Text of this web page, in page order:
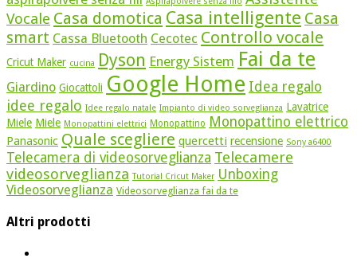
Vocale Casa domotica Casa intelligente Casa
smart Cassa Bluetooth Cecotec Controllo vocale
Cricut Maker cucina Dyson Energy Sistem Fai da te
Giardino Giocattoli Google Home Idea regalo
idee regalo Idee regalo natale Impianto di video sorveglianza Lavatrice
Miele Miele Monopattini elettrici Monopattino Monopattino elettrico
Panasonic Quale scegliere quercetti recensione Sony a6400
Telecamera di videosorveglianza Telecamere
videosorveglianza Tutorial Cricut Maker Unboxing
Videosorveglianza Videosorveglianza fai da te
Altri prodotti